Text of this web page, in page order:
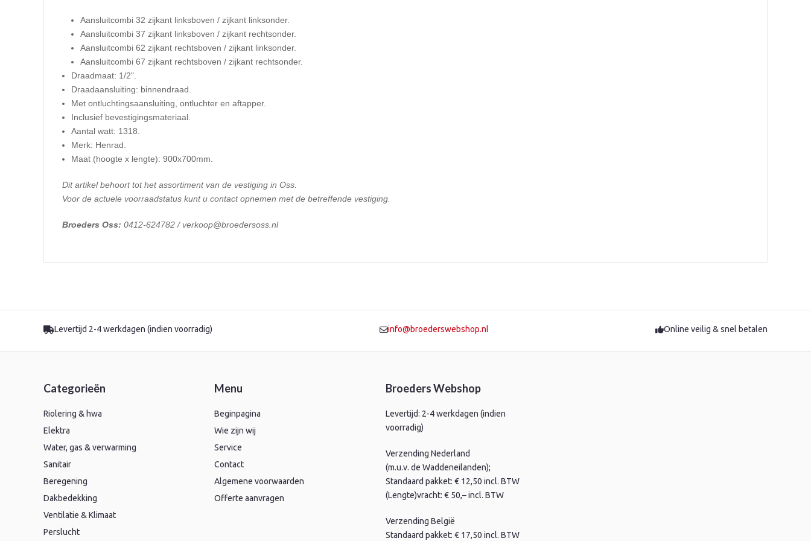
Aansluitcombi 32 zijkant linksboven / zijkant linksonder.
Aansluitcombi 37 zijkant linksboven / zijkant rechtsonder.
Aansluitcombi 62 zijkant rechtsboven / zijkant linksonder.
Aansluitcombi 67 zijkant rechtsboven / zijkant rechtsonder.
Draadmaat: 1/2".
Draadaansluiting: binnendraad.
Met ontluchtingsaansluiting, ontluchter en aftapper.
Inclusief bevestigingsmateriaal.
Aantal watt: 1318.
Merk: Henrad.
​Maat (hoogte x lengte): 900x700mm.
Dit artikel behoort tot het assortiment van de vestiging in Oss.
Voor de actuele voorraadstatus kunt u contact opnemen met de betreffende vestiging.
Broeders Oss: 0412-624782 / verkoop@broedersoss.nl
Levertijd 2-4 werkdagen (indien voorradig) info@broederswebshop.nl Online veilig & snel betalen
Categorieën
Riolering & hwa
Elektra
Water, gas & verwarming
Sanitair
Beregening
Dakbedekking
Ventilatie & Klimaat
Perslucht
Menu
Beginpagina
Wie zijn wij
Service
Contact
Algemene voorwaarden
Offerte aanvragen
Broeders Webshop
Levertijd: 2-4 werkdagen (indien
voorradig)
Verzending Nederland
(m.u.v. de Waddeneilanden);
Standaard pakket: € 12,50 incl. BTW
(Lengte)vracht: € 50,– incl. BTW
Verzending België
Standaard pakket: € 17,50 incl. BTW